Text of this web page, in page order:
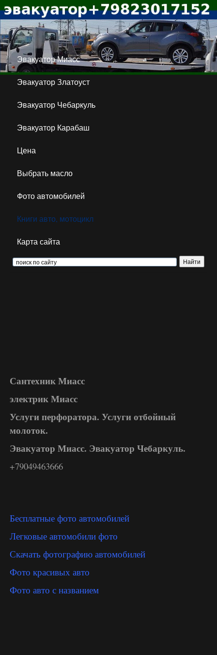
Эвакуатор Миасс
Эвакуатор Златоуст
Эвакуатор Чебаркуль
Эвакуатор Карабаш
Цена
Выбрать масло
Фото автомобилей
Книги авто, мотоцикл
Карта сайта
Сантехник Миасс
электрик Миасс
Услуги перфоратора. Услуги отбойный
молоток.
Эвакуатор Миасс. Эвакуатор Чебаркуль.
+79049463666
Бесплатные фото автомобилей
Легковые автомобили фото
Скачать фотографию автомобилей
Фото красивых авто
Фото авто с названием